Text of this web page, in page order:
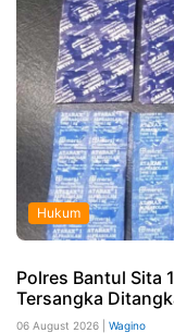
Hukum
Polres Bantul Sita
Tersangka
06 August 2026 | Wagino